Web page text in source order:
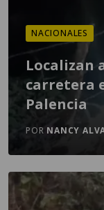
NACIONALES
Localizan
carretera
Palencia
POR NANCY